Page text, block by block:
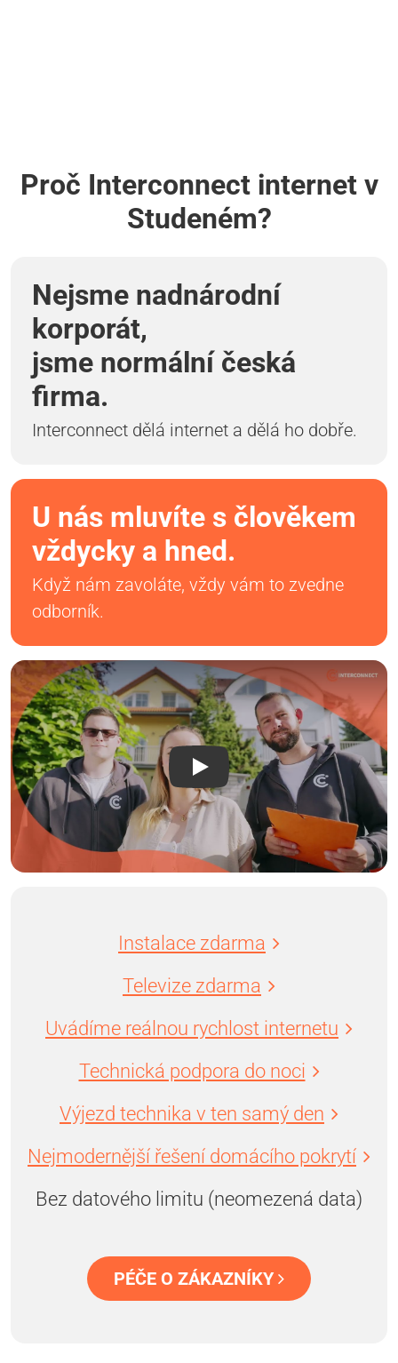
Proč Interconnect internet v
Studeném?
Nejsme nadnárodní
korporát,
jsme normální česká
firma.
Interconnect dělá internet a dělá ho dobře.
U nás mluvíte s člověkem
vždycky a hned.
Když nám zavoláte, vždy vám to zvedne
odborník.
Instalace zdarma
Televize zdarma
Uvádíme reálnou rychlost internetu
Technická podpora do noci
Výjezd technika v ten samý den
Nejmodernější řešení domácího pokrytí
Bez datového limitu (neomezená data)
PÉČE O ZÁKAZNÍKY